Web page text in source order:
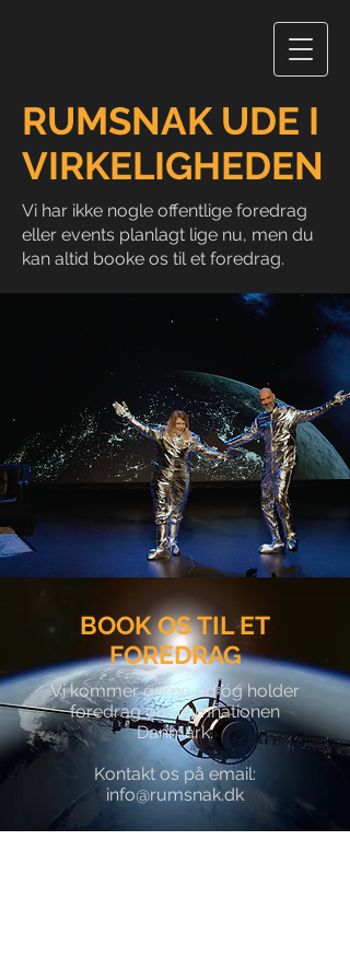
RUMSNAK UDE I
VIRKELIGHEDEN
Vi har ikke nogle offentlige foredrag
eller events planlagt lige nu, men du
kan altid booke os til et foredrag.
BOOK OS TIL ET
FOREDRAG
Vi kommer gerne ud og holder
foredrag om rumnationen
Danmark.
Kontakt os på email:
info@rumsnak.dk